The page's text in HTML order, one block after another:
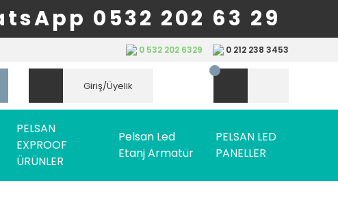
0532 202 63 29
0 532 202 6329 0 212 238 3453
Giriş/Üyelik
PELSAN
EXPROOF
ÜRÜNLER
Pelsan Led
Etanj Armatür
PELSAN LED
PANELLER